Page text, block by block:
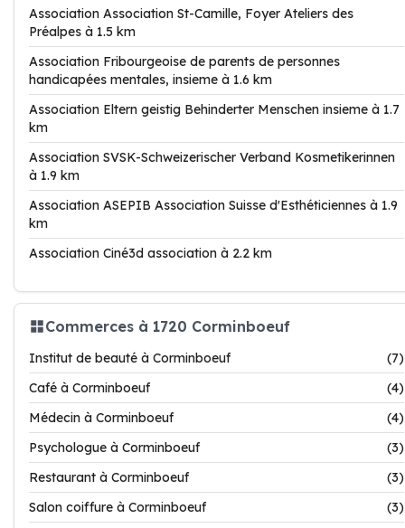
Association Association St-Camille, Foyer Ateliers des
Préalpes à 1.5 km
Association Fribourgeoise de parents de personnes
handicapées mentales, insieme à 1.6 km
Association Eltern geistig Behinderter Menschen insieme à 1.7
km
Association SVSK-Schweizerischer Verband Kosmetikerinnen
à 1.9 km
Association ASEPIB Association Suisse d'Esthéticiennes à 1.9
km
Association Ciné3d association à 2.2 km
Commerces à 1720 Corminboeuf
Institut de beauté à Corminboeuf
(7)
Café à Corminboeuf
(4)
Médecin à Corminboeuf
(4)
Psychologue à Corminboeuf
(3)
Restaurant à Corminboeuf
(3)
Salon coiffure à Corminboeuf
(3)